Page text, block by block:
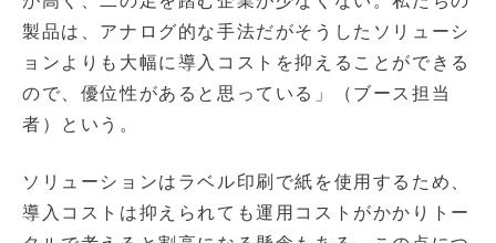
製品は、アナログ的な手法だがそうしたソリューシ
ョンよりも大幅に導入コストを抑えることができる
ので、優位性があると思っている」（ブース担当
者）という。
ソリューションはラベル印刷で紙を使用するため、
導入コストは抑えられても運用コストがかかりトー